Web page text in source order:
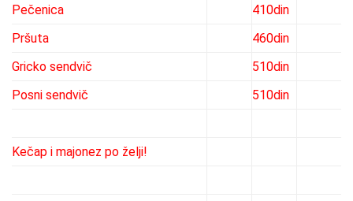
Pečenica
410din
Pršuta
460din
Gricko sendvič
510din
Posni sendvič
510din
Kečap i majonez po želji!